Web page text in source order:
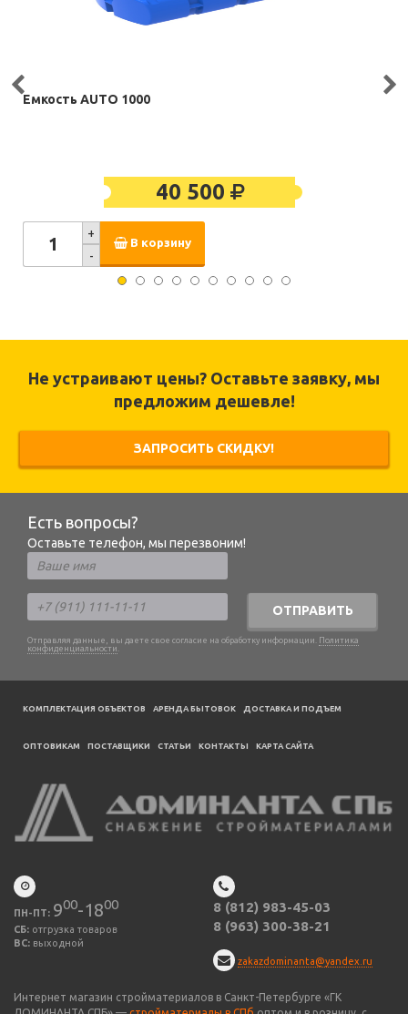
Емкость AUTO 1000
40 500
+
-
В корзину
Не устраивают цены? Оставьте заявку, мы
предложим дешевле!
ЗАПРОСИТЬ СКИДКУ!
Есть вопросы?
Оставьте телефон, мы перезвоним!
ОТПРАВИТЬ
Отправляя данные, вы даете свое согласие на обработку информации. Политика
конфиденциальности .
КОМПЛЕКТАЦИЯ ОБЪЕКТОВ АРЕНДА БЫТОВОК ДОСТАВКА И ПОДЪЕМ
ОПТОВИКАМ ПОСТАВЩИКИ CТАТЬИ КОНТАКТЫ КАРТА САЙТА
ПН-ПТ: 900-1800
СБ: отгрузка товаров
ВС: выходной
8 (812) 983-45-03
8 (963) 300-38-21
zakazdominanta@yandex.ru
Интернет магазин стройматериалов в Санкт-Петербурге «ГК